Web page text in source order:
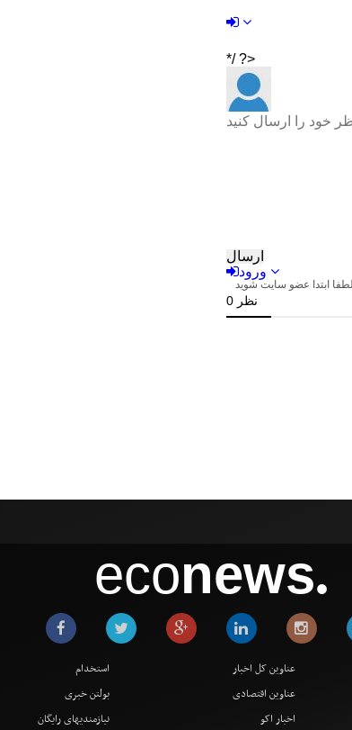
econews●
عناوین کل اخبار
عناوین اقتصادی
اخبار اکو
استخدام
بولتن خبری
نیازمندیهای رایگان